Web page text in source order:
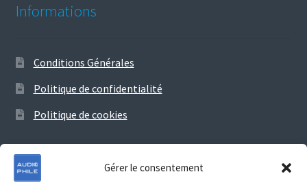
Gérer le consentement
Informations
Conditions Générales
Politique de confidentialité
Politique de cookies